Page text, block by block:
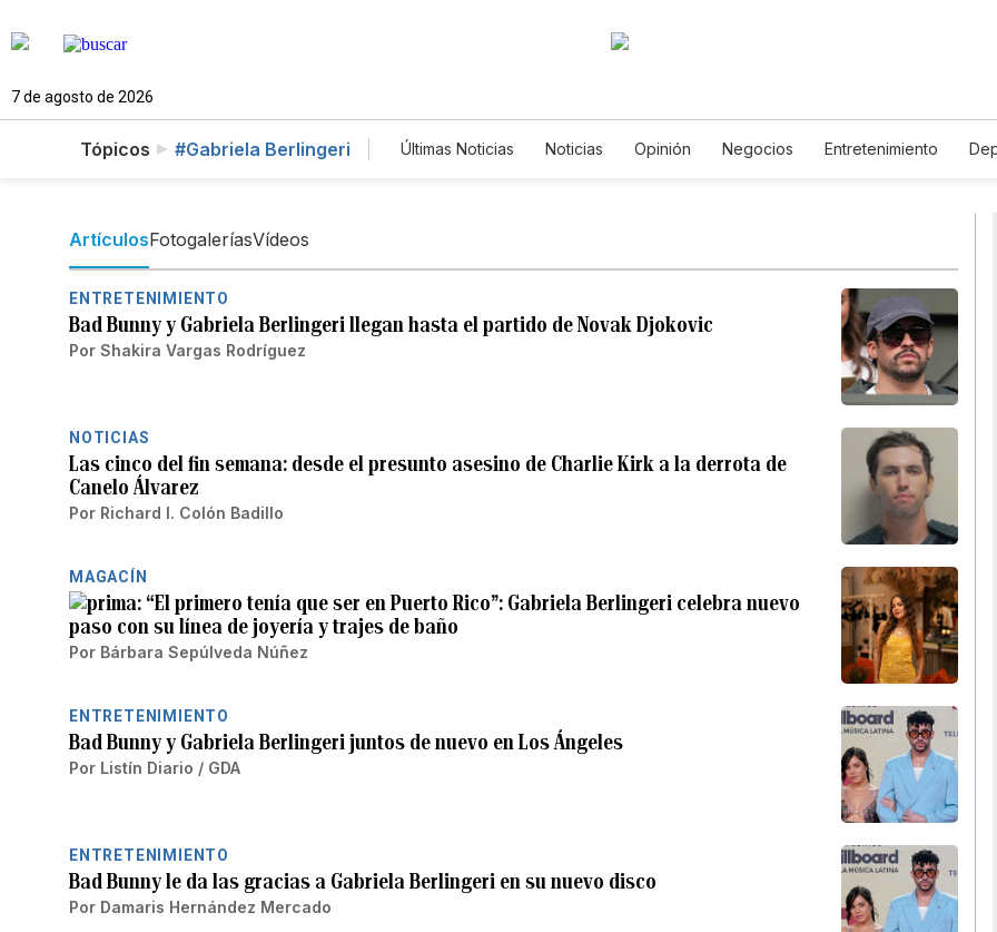
7 de agosto de 2026
Tópicos #Gabriela Berlingeri Últimas Noticias Noticias Opinión Negocios Entretenimiento
ArtículosFotogaleríasVídeos
ENTRETENIMIENTO
Bad Bunny y Gabriela Berlingeri llegan hasta el partido de Novak Djokovic
Por Shakira Vargas Rodríguez
NOTICIAS
Las cinco del fin semana: desde el presunto asesino de Charlie Kirk a la derrota de
Canelo Álvarez
Por Richard I. Colón Badillo
MAGACÍN
“El primero tenía que ser en Puerto Rico”: Gabriela Berlingeri celebra nuevo
paso con su línea de joyería y trajes de baño
Por Bárbara Sepúlveda Núñez
ENTRETENIMIENTO
Bad Bunny y Gabriela Berlingeri juntos de nuevo en Los Ángeles
Por Listín Diario / GDA
ENTRETENIMIENTO
Bad Bunny le da las gracias a Gabriela Berlingeri en su nuevo disco
Por Damaris Hernández Mercado